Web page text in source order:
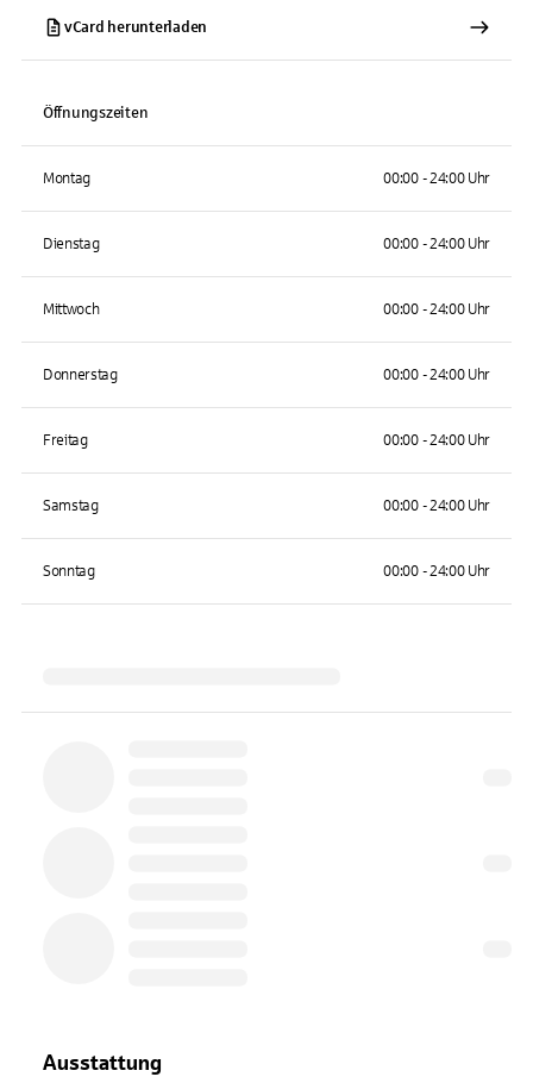
vCard herunterladen
Öffnungszeiten
Montag 00:00 - 24:00 Uhr
Dienstag 00:00 - 24:00 Uhr
Mittwoch 00:00 - 24:00 Uhr
Donnerstag 00:00 - 24:00 Uhr
Freitag 00:00 - 24:00 Uhr
Samstag 00:00 - 24:00 Uhr
Sonntag 00:00 - 24:00 Uhr
Ausstattung